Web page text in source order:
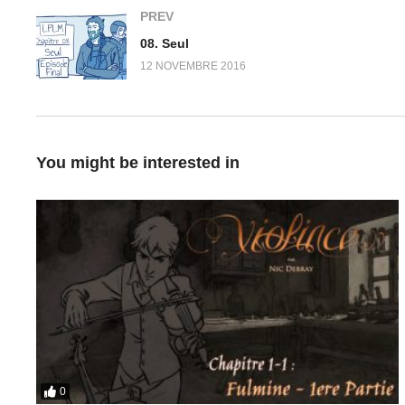
PREV
08. Seul
12 NOVEMBRE 2016
You might be interested in
0